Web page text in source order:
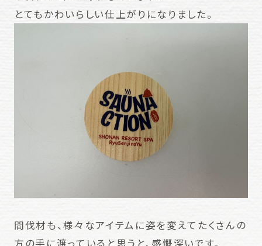
とてもかわいらしい仕上がりになりました。
間伐材も、様々なアイテムに姿を変えてたくさんの
方の手に渡っていると思うと、感慨深いです。